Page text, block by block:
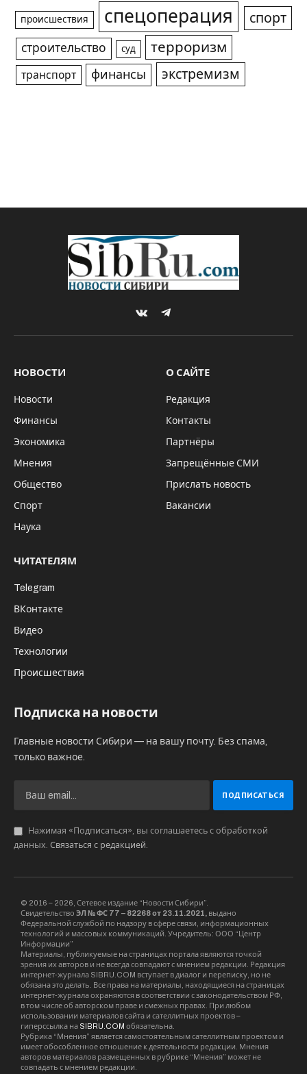
происшествия спецоперация спорт
строительство суд терроризм
транспорт финансы экстремизм
VKontakteTelegram
НОВОСТИ
Новости
Финансы
Экономика
Мнения
Общество
Спорт
Наука
О САЙТЕ
Редакция
Контакты
Партнёры
Запрещённые СМИ
Прислать новость
Вакансии
ЧИТАТЕЛЯМ
Telegram
ВКонтакте
Видео
Технологии
Происшествия
Подписка на новости
Главные новости Сибири — на вашу почту. Без спама,
только важное.
Нажимая «Подписаться», вы соглашаетесь с обработкой
данных. Связаться с редакцией.
© 2016 – 2026, Сетевое издание “Новости Сибири”.
Свидетельство ЭЛ № ФС 77 – 82268 от 23.11.2021, выдано
Федеральной службой по надзору в сфере связи, информационных
технологий и массовых коммуникаций. Учредитель: ООО “Центр
Информации”
Материалы, публикуемые на страницах портала являются точкой
зрения их авторов и не всегда совпадают с мнением редакции. Редакция
интернет-журнала SIBRU.COM вступает в диалог и переписку, но не
обязана это делать. Все права на материалы, находящиеся на страницах
интернет-журнала охраняются в соответствии с законодательством РФ,
в том числе об авторском праве и смежных правах. При любом
использовании материалов сайта и сателлитных проектов –
гиперссылка на SIBRU.COM обязательна.
Рубрика “Мнения” является самостоятельным сателлитным проектом и
имеет обособленное отношение к деятельности редакции. Мнения
авторов материалов размещенных в рубрике “Мнения” может не
совпадать с мнением редакции.